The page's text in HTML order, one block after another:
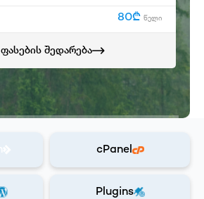
80₾ წელი
ფასების შედარება
cPanel
Plugins